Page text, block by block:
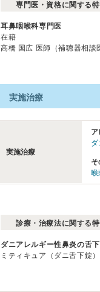
専門医・資格に関する
耳鼻咽喉科専門医
在籍
高橋 国広 医師（補聴器相談
実施治療
実施治療
ア
ダ
そ
喉
診療・治療法に関する
ダニアレルギー性鼻炎の舌
ミティキュア（ダニ舌下錠